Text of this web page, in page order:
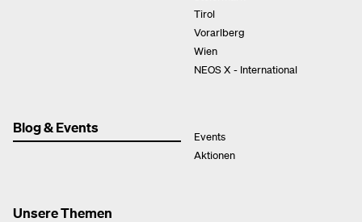
Tirol
Vorarlberg
Wien
NEOS X - International
Blog & Events
Events
Aktionen
Unsere Themen